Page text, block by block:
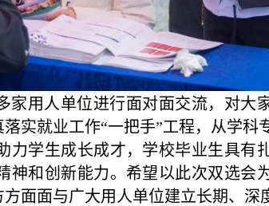
家用人单位进行面对面交流，对大
落实就业工作“一把手”工程，从学科
力学生成长成才，学校毕业生具有
神和创新能力。希望以此次双选会
面面与广大用人单位建立长期、深